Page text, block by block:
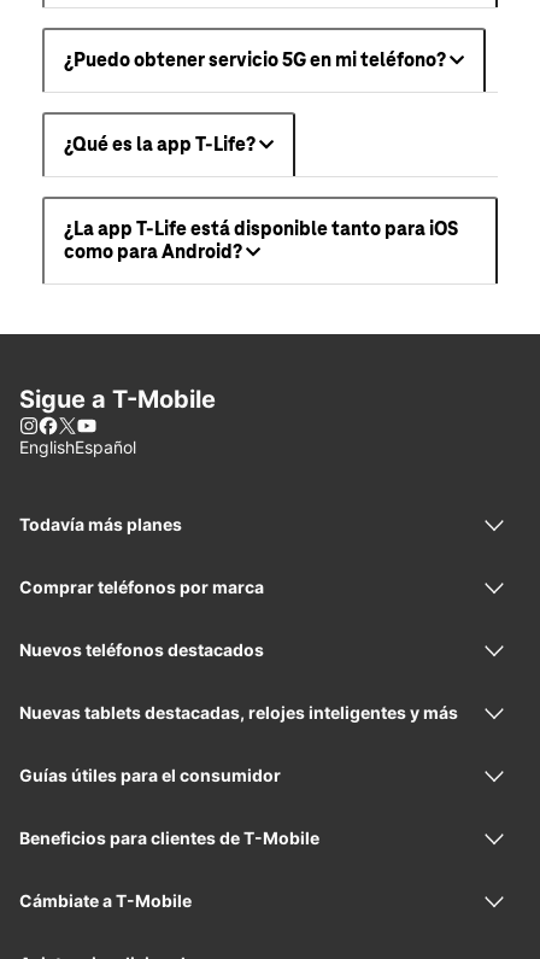
¿Puedo obtener servicio 5G en mi teléfono?
¿Qué es la app T-Life?
¿La app T-Life está disponible tanto para iOS
como para Android?